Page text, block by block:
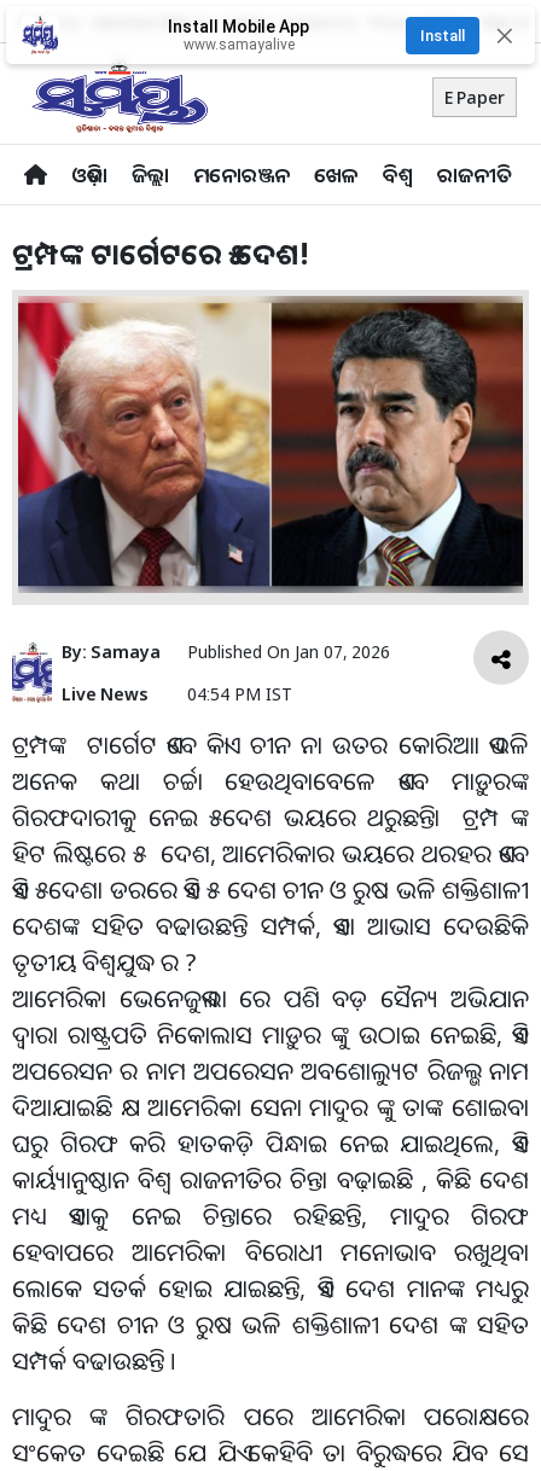
About Us Advertise With Us Career Contact Us Privacy Policy
E Paper
ଓଡ଼ିଶା ଜିଲ୍ଲା ମନୋରଞ୍ଜନ ଖେଳ ବିଶ୍ବ ରାଜନୀତି
Install Mobile App
www.samayalive
Install ✕
ଟ୍ରମ୍ପଙ୍କ ଟାର୍ଗେଟରେ ୫ ଦେଶ!
By: Samaya
Live News
Published On Jan 07, 2026
04:54 PM IST
ଟ୍ରମ୍ପଙ୍କ ଟାର୍ଗେଟ ଏବେ କିଏା ଚୀନ ନା ଉତର କୋରିଆା ଏଭଳି
ଅନେକ କଥା ଚର୍ଚ୍ଚା ହେଉଥିବାବେଳେ ଏବେ ମାଡ଼ୁରଙ୍କ
ଗିରଫଦାରୀକୁ ନେଇ ୫ଦେଶ ଭୟରେ ଥରୁଛନ୍ତିା ଟ୍ରମ୍ପ ଙ୍କ
ହିଟ ଲିଷ୍ଟରେ ୫ ଦେଶ, ଆମେରିକାର ଭୟରେ ଥରହର ଏବେ
ଏହି ୫ଦେଶା ଡରରେ ଏହି ୫ ଦେଶ ଚୀନ ଓ ରୁଷ ଭଳି ଶକ୍ତିଶାଳୀ
ଦେଶଙ୍କ ସହିତ ବଢାଉଛନ୍ତି ସମ୍ପର୍କ, ଏହା ଆଭାସ ଦେଉଛିକି
ତୃତୀୟ ବିଶ୍ୱଯୁଦ୍ଧ ର ?
ଆମେରିକା ଭେନେଜୁଏଲା ରେ ପଶି ବଡ଼ ସୈନ୍ୟ ଅଭିଯାନ
ଦ୍ୱାରା ରାଷ୍ଟ୍ରପତି ନିକୋଲାସ ମାଡ଼ୁର ଙ୍କୁ ଉଠାଇ ନେଇଛି, ଏହି
ଅପରେସନ ର ନାମ ଅପରେସନ ଅବଶୋଲ୍ୟୁଟ ରିଜଲ୍ଭ ନାମ
ଦିଆଯାଇଛି କ୍ଷ ଆମେରିକା ସେନା ମାଦୁର ଙ୍କୁ ତାଙ୍କ ଶୋଇବା
ଘରୁ ଗିରଫ କରି ହାତକଡ଼ି ପିନ୍ଧାଇ ନେଇ ଯାଇଥିଲେ, ଏହି
କାର୍ୟ୍ୟାନୁଷ୍ଠାନ ବିଶ୍ୱ ରାଜନୀତିର ଚିନ୍ତା ବଢ଼ାଇଛି , କିଛି ଦେଶ
ମଧ୍ୟ ଏହାକୁ ନେଇ ଚିନ୍ତାରେ ରହିଛନ୍ତି, ମାଦୁର ଗିରଫ
ହେବାପରେ ଆମେରିକା ବିରୋଧୀ ମନୋଭାବ ରଖୁଥିବା
ଲୋକେ ସତର୍କ ହୋଇ ଯାଇଛନ୍ତି, ଏହି ଦେଶ ମାନଙ୍କ ମଧ୍ୟରୁ
କିଛି ଦେଶ ଚୀନ ଓ ରୁଷ ଭଳି ଶକ୍ତିଶାଳୀ ଦେଶ ଙ୍କ ସହିତ
ସମ୍ପର୍କ ବଢାଉଛନ୍ତି ।
ମାଦୁର ଙ୍କ ଗିରଫତାରି ପରେ ଆମେରିକା ପରୋକ୍ଷରେ
ସଂକେତ ଦେଇଛି ଯେ ଯିଏ କେହିବି ତା ବିରୁଦ୍ଧରେ ଯିବ ସେ